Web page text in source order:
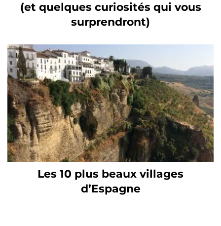
(et quelques curiosités qui vous
surprendront)
Les 10 plus beaux villages
d’Espagne